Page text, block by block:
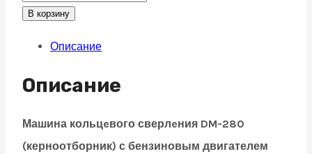
Drill
DM-
quantity
В корзину
Описание
Описание
Машина кольцeвого сверлeния DM-280
(керноотборник) с бензиновым двигателем